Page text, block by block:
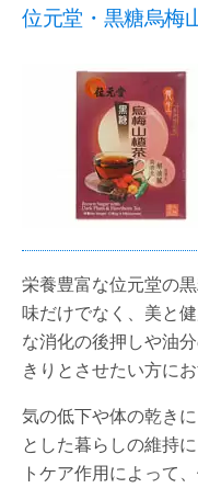
位元堂・黒糖烏梅
栄養豊富な位元堂の
味だけでなく、美と
な消化の後押しや油
きりとさせたい方にお
気の低下や体の乾き
とした暮らしの維持
トケア作用によって